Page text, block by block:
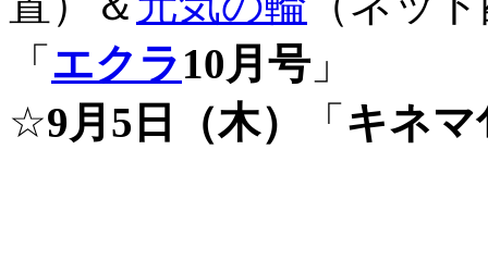
「 エクラ10月号」
☆9月5日（木） 「 キネマ